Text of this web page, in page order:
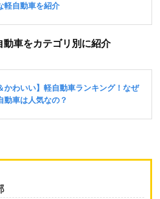
車をカテゴリ別に紹介